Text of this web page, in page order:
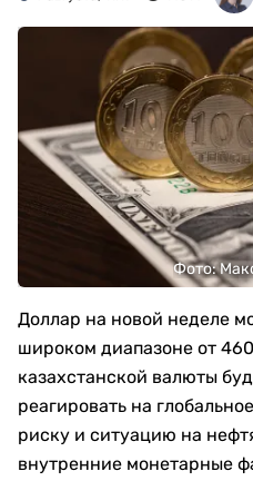
Фото:
Доллар на новой неделе
широком диапазоне от
казахстанской валюты
реагировать на
риску и ситуацию на
внутренние монетарные